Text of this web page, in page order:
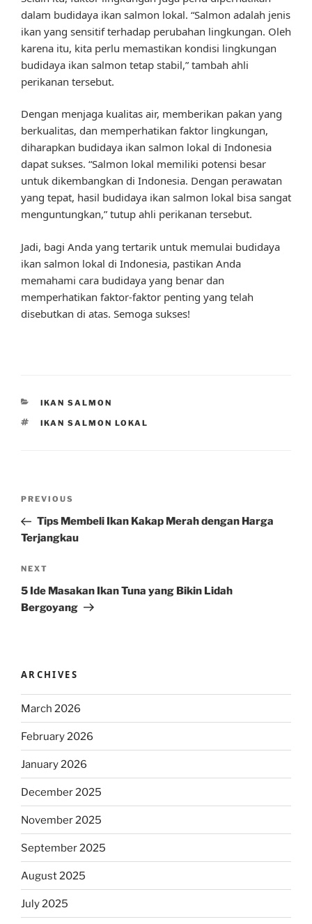
dalam budidaya ikan salmon lokal. “Salmon adalah jenis
ikan yang sensitif terhadap perubahan lingkungan. Oleh
karena itu, kita perlu memastikan kondisi lingkungan
budidaya ikan salmon tetap stabil,” tambah ahli
perikanan tersebut.
Dengan menjaga kualitas air, memberikan pakan yang
berkualitas, dan memperhatikan faktor lingkungan,
diharapkan budidaya ikan salmon lokal di Indonesia
dapat sukses. “Salmon lokal memiliki potensi besar
untuk dikembangkan di Indonesia. Dengan perawatan
yang tepat, hasil budidaya ikan salmon lokal bisa sangat
menguntungkan,” tutup ahli perikanan tersebut.
Jadi, bagi Anda yang tertarik untuk memulai budidaya
ikan salmon lokal di Indonesia, pastikan Anda
memahami cara budidaya yang benar dan
memperhatikan faktor-faktor penting yang telah
disebutkan di atas. Semoga sukses!
CATEGORIES
IKAN SALMON
TAGS
IKAN SALMON LOKAL
Previous
Post
PREVIOUS
Tips Membeli Ikan Kakap Merah dengan Harga
Terjangkau
Next
Post
NEXT
5 Ide Masakan Ikan Tuna yang Bikin Lidah
Bergoyang
ARCHIVES
March 2026
February 2026
January 2026
December 2025
November 2025
September 2025
August 2025
July 2025